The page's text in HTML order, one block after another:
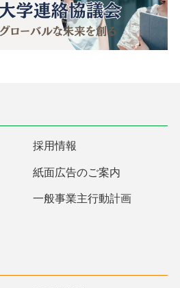
採用情報
紙面広告のご案内
一般事業主行動計画